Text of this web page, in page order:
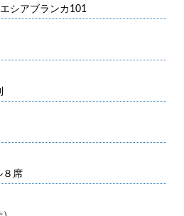
シアブランカ101
８席